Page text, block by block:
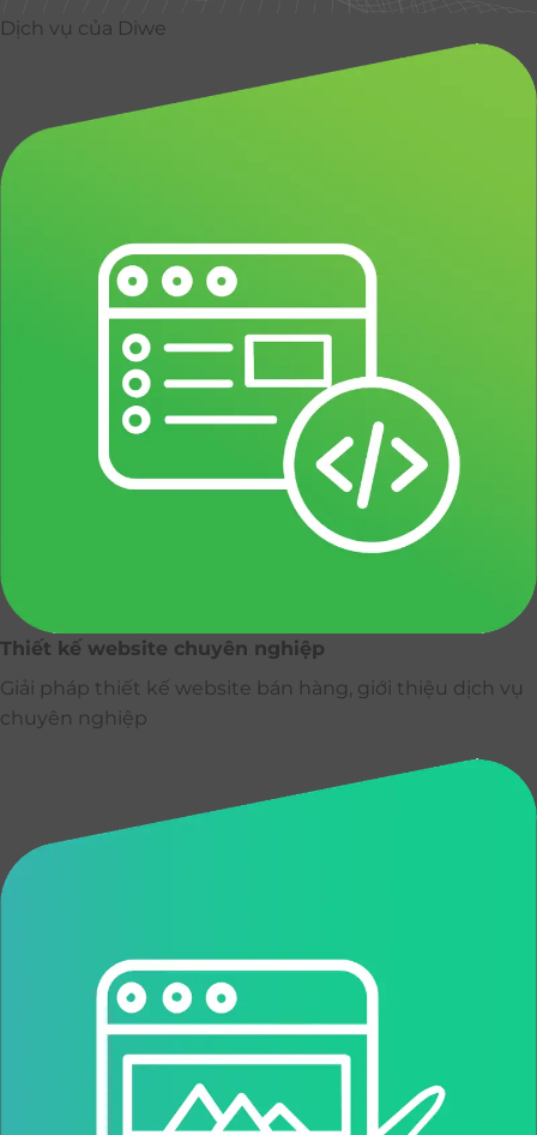
Dịch vụ của Diwe
Thiết kế website chuyên nghiệp
Giải pháp thiết kế website bán hàng, giới thiệu dịch vụ
chuyên nghiệp